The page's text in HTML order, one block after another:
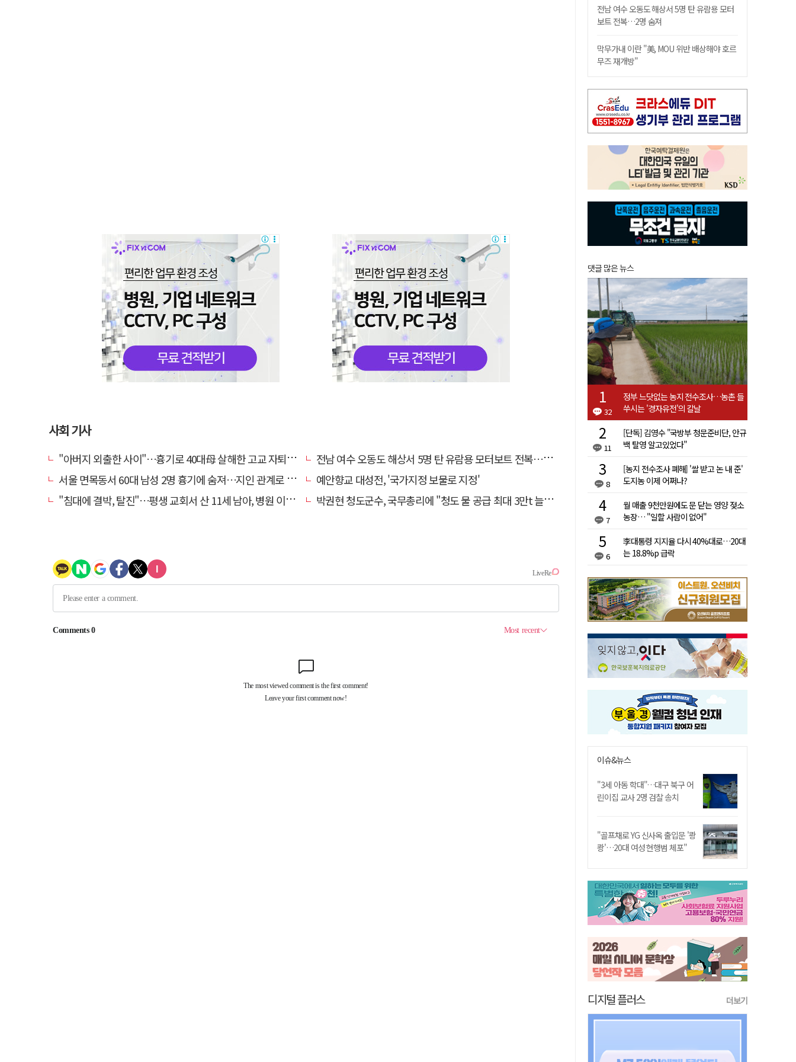
사회 기사
"아버지 외출한 사이"…흉기로 40대母 살해한 고교 자퇴생, 구속 기로에
전남 여수 오동도 해상서 5명 탄 유람용 모터보트 전복…2명 숨져
서울 면목동서 60대 남성 2명 흉기에 숨져…지인 관계로 추정
예안향교 대성전, '국가지정 보물로 지정'
"침대에 결박, 탈진"…평생 교회서 산 11세 남아, 병원 이송 끝 숨져
박권현 청도군수, 국무총리에 "청도 물 공급 최대 3만t 늘려달라"
전남 여수 오동도 해상서 5명 탄 유람용 모터
보트 전복…2명 숨져
막무가내 이란 "美, MOU 위반 배상해야 호르
무즈 재개방"
댓글 많은 뉴스
32
정부 느닷없는 농지 전수조사…농촌 들
쑤시는 '경자유전'의 칼날
11
[단독] 김영수 "국방부 청문준비단, 안규
백 탈영 알고있었다"
8
[농지 전수조사 폐해] '쌀 받고 논 내 준'
도지농 이제 어쩌나?
7
월 매출 9천만원에도 문 닫는 영양 젖소
농장… "일할 사람이 없어"
6
李대통령 지지율 다시 40%대로…20대
는 18.8%p 급락
이슈&뉴스
"3세 아동 학대"…대구 북구 어
린이집 교사 2명 검찰 송치
"골프채로 YG 신사옥 출입문 '쾅
쾅'…20대 여성 현행범 체포"
디지털 플러스 더보기